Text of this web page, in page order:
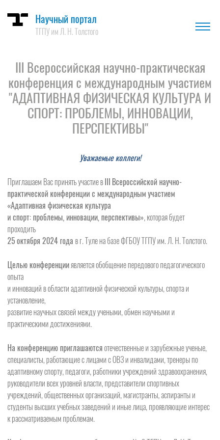
Научный портал
ТГПУ им Л. Н. Толстого
III Всероссийская научно-практическая
конференция с международным участием
"АДАПТИВНАЯ ФИЗИЧЕСКАЯ КУЛЬТУРА И
СПОРТ: ПРОБЛЕМЫ, ИННОВАЦИИ,
ПЕРСПЕКТИВЫ"
Уважаемые коллеги!
Приглашаем Вас принять участие вIII Всероссийской научно-
практической конференции с международным участием
«Адаптивная физическая культура
и спорт: проблемы, инновации, перспективы», которая будет
проходить
25октября 2024 года в г. Туле на базе ФГБОУ ТГПУ им. Л. Н. Толстого.
Целью конференцииявляется обобщение передового педагогического
опыта
и инноваций в области адаптивной физической культуры, спорта и
установление,
развитие научных связей между учеными, обмен научными и
практическими достижениями.
На конференцию приглашаютсяотечественные и зарубежные ученые,
специалисты, работающие с лицами с ОВЗ и инвалидами, тренеры по
адаптивному спорту, педагоги, работники учреждений здравоохранения,
руководители всех уровней власти, представители спортивных
учреждений, общественных организаций, магистранты, аспиранты и
студенты высших учебных заведений и иные лица, проявляющие интерес
к рассматриваемым проблемам.